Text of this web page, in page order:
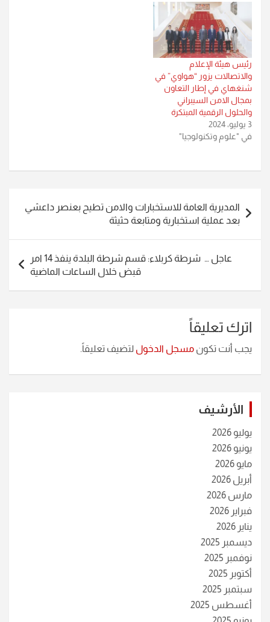
رئيس هيئة الإعلام
والاتصالات يزور “هواوي” في
شنغهاي في إطار التعاون
بمجال الامن السيبراني
والحلول الرقمية المبتكرة
3 يوليو، 2024
في "علوم وتكنولوجيا"
المقالات
المديرية العامة للاستخبارات والامن تطيح بعنصر داعشي
بعد عملية استخبارية ومتابعة حثيثة
عاجل … شرطة كربلاء: قسم شرطة البلدة ينفذ 14 امر
قبض خلال الساعات الماضية
اترك تعليقاً
يجب أنت تكون مسجل الدخول لتضيف تعليقاً.
الأرشيف
يوليو 2026
يونيو 2026
مايو 2026
أبريل 2026
مارس 2026
فبراير 2026
يناير 2026
ديسمبر 2025
نوفمبر 2025
أكتوبر 2025
سبتمبر 2025
أغسطس 2025